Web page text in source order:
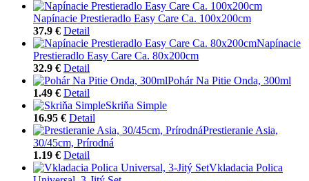
Napínacie Prestieradlo Easy Care Ca. 100x200cm
37.9 € Detail
Napínacie
Prestieradlo Easy Care Ca. 80x200cm
32.9 € Detail
Pohár Na Pitie Onda, 300ml
1.49 € Detail
Skriňa Simple
16.95 € Detail
Prestieranie Asia,
30/45cm, Prírodná
1.19 € Detail
Vkladacia Polica